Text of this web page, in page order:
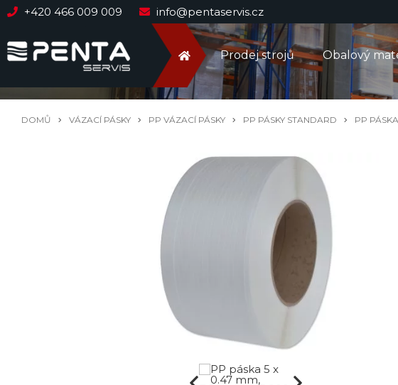
+420 466 009 009 info@pentaservis.cz
Prodej strojů Obalový
DOMŮ VÁZACÍ PÁSKY PP VÁZACÍ PÁSKY PP PÁSKY STANDARD PP